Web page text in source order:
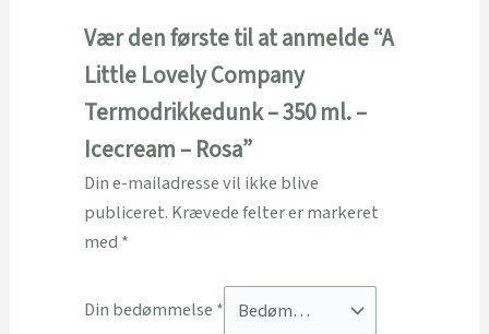
Vær den første til at anmelde “A
Little Lovely Company
Termodrikkedunk – 350 ml. –
Icecream – Rosa”
Din e-mailadresse vil ikke blive
publiceret. Krævede felter er markeret
med *
Din bedømmelse *